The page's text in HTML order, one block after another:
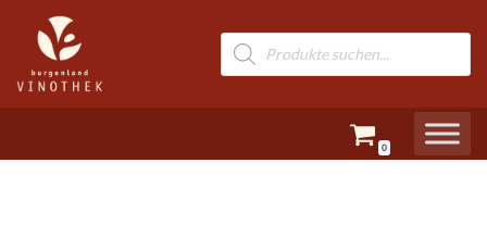
Zum
Inhalt
springen
0